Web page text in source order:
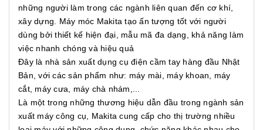
những người làm trong các ngành liên quan đến cơ khí,
xây dựng. Máy móc Makita tạo ấn tượng tốt với người
dùng bởi thiết kế hiện đại, mẫu mã đa dạng, khả năng làm
việc nhanh chóng và hiệu quả
Đây là nhà sản xuất dụng cụ điện cầm tay hàng đầu Nhật
Bản, với các sản phẩm như: máy mài, máy khoan, máy
cắt, máy cưa, máy chà nhám,...
Là một trong những thương hiệu dẫn đầu trong ngành sản
xuất máy công cụ, Makita cung cấp cho thị trường nhiều